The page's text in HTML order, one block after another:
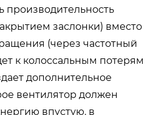
производительность
заслонки) вместо
(через частотный
к колоссальным потерям
дополнительное
вентилятор должен
впустую. в